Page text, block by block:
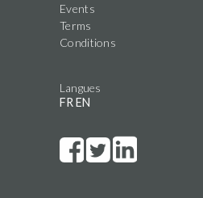
Events
Terms
Conditions
Langues
FR EN